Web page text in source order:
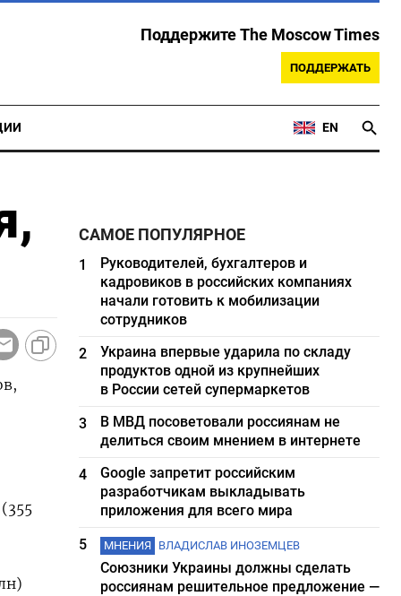
Поддержите The Moscow Times
ПОДДЕРЖАТЬ
EN
САМОЕ ПОПУЛЯРНОЕ
1
Руководителей, бухгалтеров и
кадровиков в российских компаниях
начали готовить к мобилизации
сотрудников
2
Украина впервые ударила по складу
продуктов одной из крупнейших
в России сетей супермаркетов
3
В МВД посоветовали россиянам не
делиться своим мнением в интернете
4
Google запретит российским
разработчикам выкладывать
приложения для всего мира
5
МНЕНИЯ ВЛАДИСЛАВ ИНОЗЕМЦЕВ
Союзники Украины должны сделать
россиянам решительное предложение —